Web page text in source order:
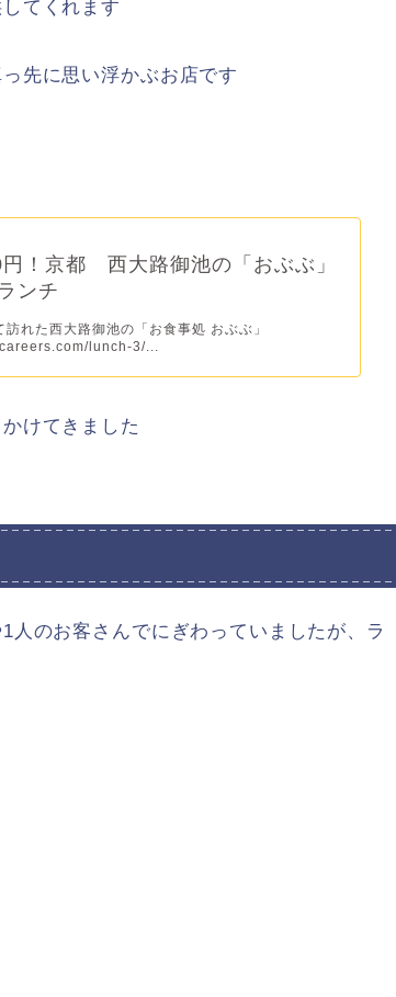
てくれます
先に思い浮かぶお店です
！京都 西大路御池の「おぶぶ」
ンチ
訪れた西大路御池の「お食事処 おぶぶ」
lunch-3/...
けてきました
のお客さんでにぎわっていましたが、ラ